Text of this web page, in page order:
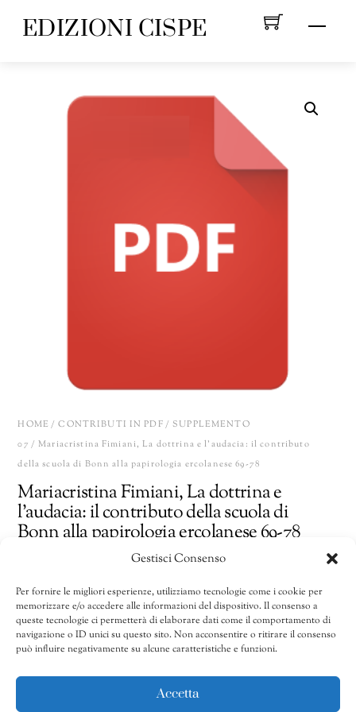
Gestisci Consenso
Per fornire le migliori esperienze, utilizziamo tecnologie come i cookie per
memorizzare e/o accedere alle informazioni del dispositivo. Il consenso a
queste tecnologie ci permetterà di elaborare dati come il comportamento di
navigazione o ID unici su questo sito. Non acconsentire o ritirare il consenso
può influire negativamente su alcune caratteristiche e funzioni.
Accetta
Menu
EDIZIONI CISPE
HOME /CONTRIBUTI IN PDF/SUPPLEMENTO
07 / Mariacristina Fimiani, La dottrina e l’audacia: il contributo
della scuola di Bonn alla papirologia ercolanese 69-78
Mariacristina Fimiani, La dottrina e
l’audacia: il contributo della scuola di
Bonn alla papirologia ercolanese 69-78
Mariacristina
Fimiani,
La
dottrina
AGGIUNGI AL CARRELLO Share
CATEGORIE:Contributi in pdf,Supplemento 07